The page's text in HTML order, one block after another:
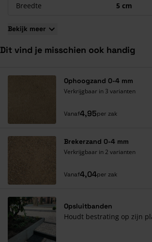
Breedte
5 cm
Bekijk meer
Dit vind je misschien ook handig
Ophoogzand 0-4 mm
Verkrijgbaar in 3 varianten
Vanaf4,95per zak
Brekerzand 0-4 mm
Verkrijgbaar in 2 varianten
Vanaf4,04per zak
Opsluitbanden
Houdt bestrating op zijn